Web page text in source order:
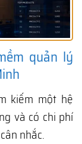
quản lý
kiếm một hệ
và có chi phí
nhắc.